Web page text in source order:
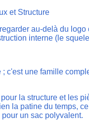
et Structure
au-delà du
interne (le
c'est une famille
la structure et les
la patine du temps,
un sac polyvalent.